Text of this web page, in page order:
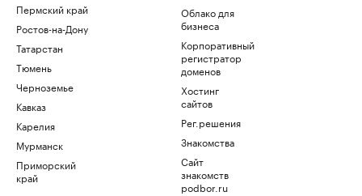
Пермский край
Ростов-на-Дону
Татарстан
Тюмень
Черноземье
Кавказ
Карелия
Мурманск
Приморский
край
Облако для
бизнеса
Корпоративный
регистратор
доменов
Хостинг
сайтов
Рег.решения
Знакомства
Сайт
знакомств
podbor.ru